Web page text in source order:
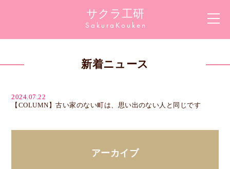
サクラ工研
Sakura Kouken
アーカイブ
新着ニュース
2024.07.22
【COLUMN】古い家のない町は、思い出のない人と同じです